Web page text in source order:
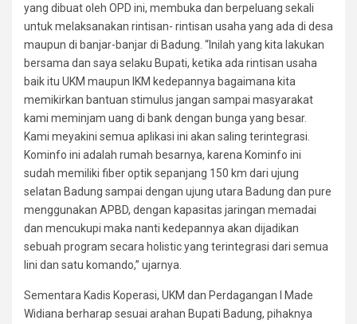
yang dibuat oleh OPD ini, membuka dan berpeluang sekali
untuk melaksanakan rintisan- rintisan usaha yang ada di desa
maupun di banjar-banjar di Badung. “Inilah yang kita lakukan
bersama dan saya selaku Bupati, ketika ada rintisan usaha
baik itu UKM maupun IKM kedepannya bagaimana kita
memikirkan bantuan stimulus jangan sampai masyarakat
kami meminjam uang di bank dengan bunga yang besar.
Kami meyakini semua aplikasi ini akan saling terintegrasi.
Kominfo ini adalah rumah besarnya, karena Kominfo ini
sudah memiliki fiber optik sepanjang 150 km dari ujung
selatan Badung sampai dengan ujung utara Badung dan pure
menggunakan APBD, dengan kapasitas jaringan memadai
dan mencukupi maka nanti kedepannya akan dijadikan
sebuah program secara holistic yang terintegrasi dari semua
lini dan satu komando,” ujarnya.
Sementara Kadis Koperasi, UKM dan Perdagangan I Made
Widiana berharap sesuai arahan Bupati Badung, pihaknya